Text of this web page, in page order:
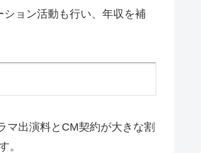
ョン活動も行い、年収を補
マ出演料とCM契約が大きな割
。